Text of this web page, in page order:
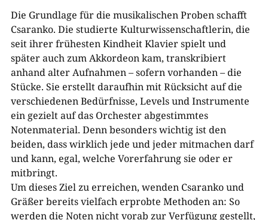
Die Grundlage für die musikalischen Proben schafft
Csaranko. Die studierte Kulturwissenschaftlerin, die
seit ihrer frühesten Kindheit Klavier spielt und
später auch zum Akkordeon kam, transkribiert
anhand alter Aufnahmen – sofern vorhanden – die
Stücke. Sie erstellt daraufhin mit Rücksicht auf die
verschiedenen Bedürfnisse, Levels und Instrumente
ein gezielt auf das Orchester abgestimmtes
Notenmaterial. Denn besonders wichtig ist den
beiden, dass wirklich jede und jeder mitmachen darf
und kann, egal, welche Vorerfahrung sie oder er
mitbringt.
Um dieses Ziel zu erreichen, wenden Csaranko und
Gräßer bereits vielfach erprobte Methoden an: So
werden die Noten nicht vorab zur Verfügung gestellt,